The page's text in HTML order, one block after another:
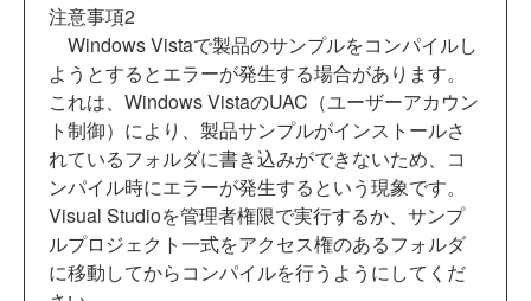
注意事項2
Windows Vistaで製品のサンプルをコンパイルし
ようとするとエラーが発生する場合があります。
これは、Windows VistaのUAC（ユーザーアカウン
ト制御）により、製品サンプルがインストールさ
れているフォルダに書き込みができないため、コ
ンパイル時にエラーが発生するという現象です。
Visual Studioを管理者権限で実行するか、サンプ
ルプロジェクト一式をアクセス権のあるフォルダ
に移動してからコンパイルを行うようにしてくだ